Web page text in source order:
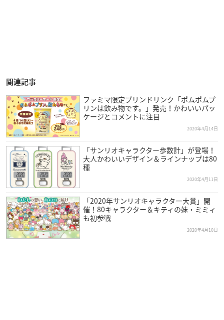
関連記事
ファミマ限定プリンドリンク「ポムポムプ
リンは飲み物です。」発売！かわいいパッ
ケージとコメントに注目
2020年4月14日
「サンリオキャラクター歩数計」が登場！
大人かわいいデザイン＆ラインナップは80
種
2020年4月11日
「2020年サンリオキャラクター大賞」開
催！80キャラクター＆キティの妹・ミミィ
も初参戦
2020年4月10日